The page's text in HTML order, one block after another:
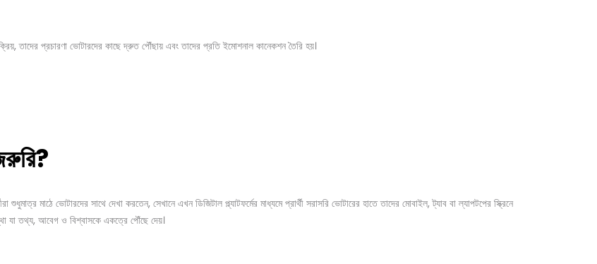
তাদের প্রচারণা ভোটারদের কাছে দ্রুত পৌঁছায় এবং তাদের প্রতি ইমোশনাল কানেকশন তৈরি হয়।
?
মাঠে ভোটারদের সাথে দেখা করতেন, সেখানে এখন ডিজিটাল প্ল্যাটফর্মের মাধ্যমে প্রার্থী সরাসরি ভোটারের হাতে তাদের মোবাইল, ট্যাব বা ল্যাপটপের স্ক্রিনে
যা তথ্য, আবেগ ও বিশ্বাসকে একত্রে পৌঁছে দেয়।